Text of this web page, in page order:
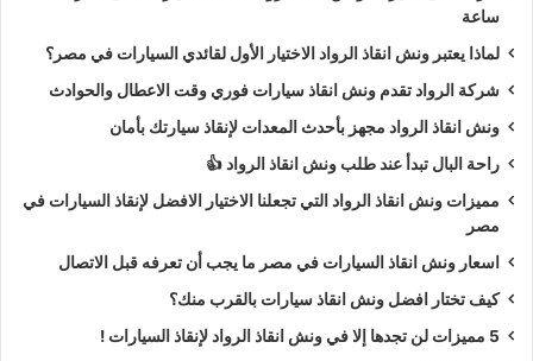
ساعة
لماذا يعتبر ونش انقاذ الرواد الاختيار الأول لقائدي السيارات في مصر؟
شركة الرواد تقدم ونش انقاذ سيارات فوري وقت الاعطال والحوادث
ونش انقاذ الرواد مجهز بأحدث المعدات لإنقاذ سيارتك بأمان
راحة البال تبدأ عند طلب ونش انقاذ الرواد 👍
مميزات ونش انقاذ الرواد التي تجعلنا الاختيار الافضل لإنقاذ السيارات في
مصر
اسعار ونش انقاذ السيارات في مصر ما يجب أن تعرفه قبل الاتصال
كيف تختار افضل ونش انقاذ سيارات بالقرب منك؟
5 مميزات لن تجدها إلا في ونش انقاذ الرواد لإنقاذ السيارات !